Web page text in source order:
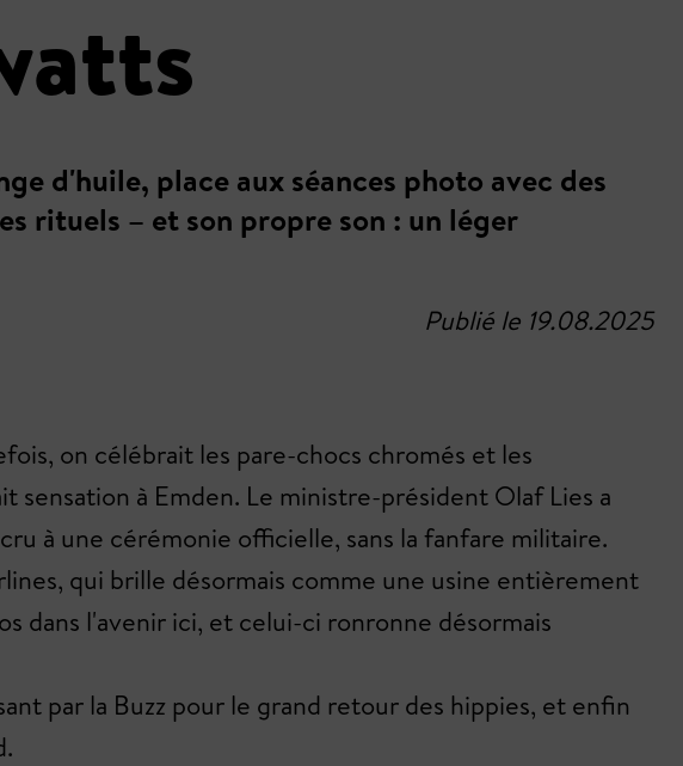
d'huile, place aux séances photo avec des
rituels – et son propre son : un léger
Publié le 19.08.2025
on célébrait les pare-chocs chromés et les
sensation à Emden. Le ministre-président Olaf Lies a
à une cérémonie officielle, sans la fanfare militaire.
qui brille désormais comme une usine entièrement
dans l'avenir ici, et celui-ci ronronne désormais
par la Buzz pour le grand retour des hippies, et enfin